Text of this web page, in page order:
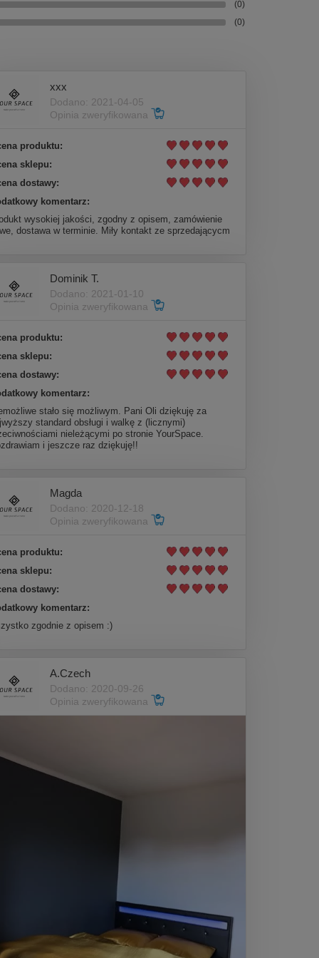
(0)
(0)
xxx
Dodano: 2021-04-05
Opinia zweryfikowana
produktu:
sklepu:
dostawy:
komentarz:
wysokiej jakości, zgodny z opisem, zamówienie
dostawa w terminie. Miły kontakt ze sprzedającycm
Dominik T.
Dodano: 2021-01-10
Opinia zweryfikowana
produktu:
sklepu:
dostawy:
komentarz:
stało się możliwym. Pani Oli dziękuję za
standard obsługi i walkę z (licznymi)
nieleżącymi po stronie YourSpace.
i jeszcze raz dziękuję!!
Magda
Dodano: 2020-12-18
Opinia zweryfikowana
produktu:
sklepu:
dostawy:
komentarz:
zgodnie z opisem :)
A.Czech
Dodano: 2020-09-26
Opinia zweryfikowana